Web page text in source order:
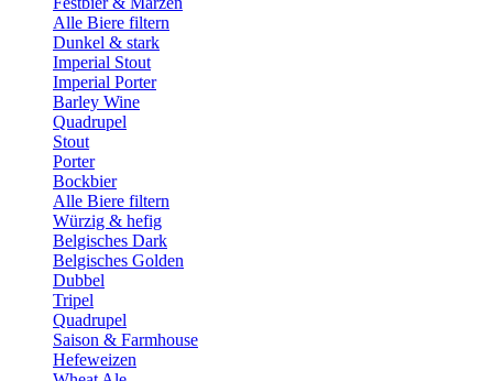
Alle Biere filtern
Dunkel & stark
Imperial Stout
Imperial Porter
Barley Wine
Quadrupel
Stout
Porter
Bockbier
Alle Biere filtern
Würzig & hefig
Belgisches Dark
Belgisches Golden
Dubbel
Tripel
Quadrupel
Saison & Farmhouse
Hefeweizen